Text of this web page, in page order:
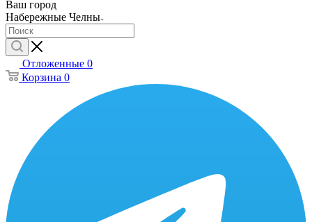
Ваш город
Набережные Челны
Отложенные 0
Корзина 0